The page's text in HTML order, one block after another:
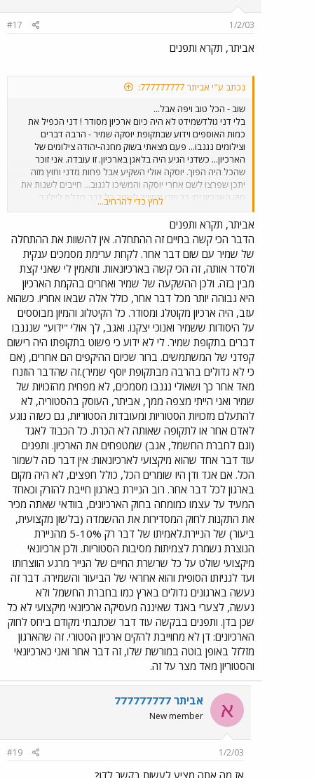
1/2/03
#17
אביתר, תקרא ותפנים
נכתב ע"י אביתר 777777777:
שוב - הכל טוב ויפה אבל...
בלי דני גולדשמידט לא היה כיום ארכיון מסודר ! דני הכפיל את
כמות האוספים וידוע שבתקופת יוסקה שמיר - הרבה דברים
וצילומים נגנבו... פעם מצאתי בשוק מחנה-יהודה צילומים של
הארכיון... כשדני הגיע היה בלאגן בארכיון. זו עובדה. אני זוכר
שהכל היה הפוך. יוסקה אולי השקיע אבל פחות מדני וחוץ מזה
יתכן שפרצו לשם אחרי יוסקה והמשיכו לגנוב... חייבים לשנות את
חוק הארכיונים: כך שדן תחוייב לשמר כל דבר מדלת ליילנד
נחמד.
לחץ כדי להרחיב...
אביתר, תקרא ותפנים
הדבר הכי קשה בחיים זה ההתחלה. אין להשוות את ההתחלה
של שמיר עם שום דבר אחר. לקחת ערימת מסמכים ענקית
ולסדר אותה, זה הכי קשה בארכיונאות. ותאמין לי שאני קצת
מבין בזה. ולכן ההשקעה של שמיר ואחרים בהקמת הארכיון
היא גבוהה יותר מכל דבר אחר, כולל אלה שבאו אחריו. כשהוא
עזב, היה ארכיון מקוטלג ומסודר. כל הקיטלוג והמיון מבוססים
על היסודות ששמיר ואנוכי יצקנו. ואגב, לך אולי "ידוע" שנגנבו
דברים בתקופת שמיר. לי לא ידוע כי פשוט בתקופתו היה רישום
קפדני של המשתמשים. ברור שכיום ההיקפים הם אחרים, (אם
כי לא גדולים בהרבה מבתקופת יוסף שמיר).זה שהדבר הוזנח
מאד אחר כך ושאולי נגנבו מסמכים, לא מפחית מהזכויות של
שמיר ואני הייתי מצפה ממך, אביתר, העוסק בהסטוריה, לא
להתעלם מזכויות הסטוריות ומעובדות הסטוריות, גם כשזה נוגע
לאדם אחר או לתקופה שאותה לא הכרת. כל הכבוד לאגד
(וגם לחברת החשמל, אגב) שמטפחים את הארכיון. ותפנים
עוד דבר אחד שהוא מיקצועי לארכיונאות: אין דבר כזה לשמור
הכל. אם אגד ודן היו שומרים הכל, כולל חפצים, לא היה מקום
בארגון לכל דבר אחר. רוב הניירת בארגון חייבת להזרק וכאחד
המעיד על עצמו כמומחה בחוק הארכיונים, בוודאי שאתה מכיר
את התקנות לחוק המסדירות את ההשמדה (בלשון מקצועית,
ביעור) של הניירת.לאמיתו של דבר רק 5-10% מהניירת
הנוצרת נשמרת לצמיתות מסיבות הסטוריות. ולכן ארכיונאי
מיקצועי שולט על כל שרשרת החיים של הנייר מרגע הווצרותו
ועד לגניזתו הסופית והוא אחראי של הביעור והשמירה. דבר זה
נעשה בארגונים גדולים בארץ כמו בחברת החשמל ולא
נעשה, לצערי באגד שאיננה מעסיקה ארכיונאי מיקצועי לא כל
שכן בדן. ותפנים בבקשה עוד דבר שכתבתי מקודם ביחס לחוק
הארכיונים: דן לא מחוייבת להקים ארכיון הסטורי. זה שהארגון
מזלזל באופן בוטה במורשת שלו, זה דבר אחר ואני כארכיונאי
והסטוריון מאד מצר על זה.
א אביתר 777777777
New member
1/2/03
#19
אז מה אתה מציע לעשות בקשר לדן?